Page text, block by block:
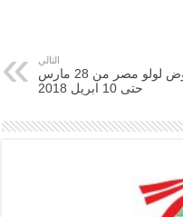
التالي
عروض لولو مصر من 28 مارس
حتى 10 ابريل 2018